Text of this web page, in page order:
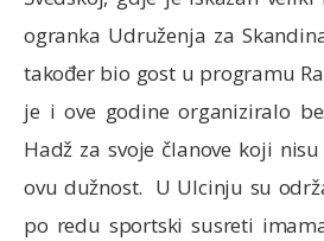
ogranka Udruženja za
također bio gost u programu
je i ove godine organiziralo
Hadž za svoje članove koji
ovu dužnost. U Ulcinju su
po redu sportski susreti